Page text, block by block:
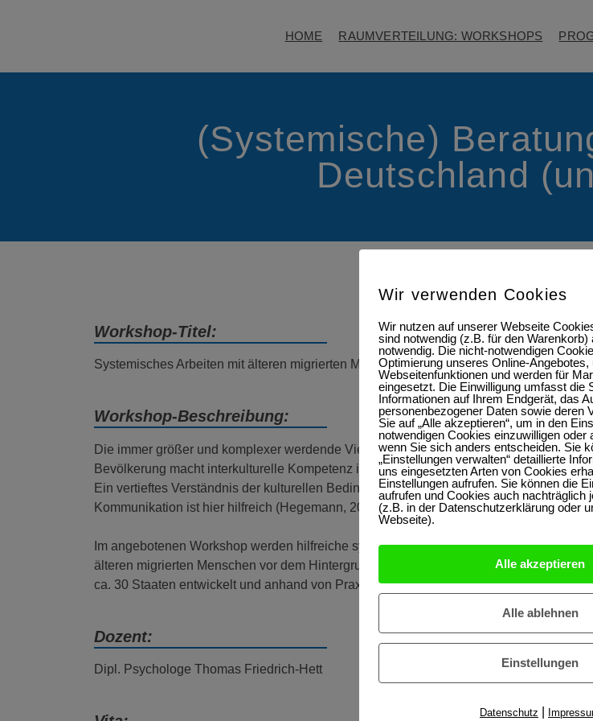
HOME RAUMVERTEILUNG: WORKSHOPS
(Systemische)
Deutschland
Workshop-Titel:
Systemisches Arbeiten mit älteren migrierten Menschen
Workshop-Beschreibung:
Die immer größer und komplexer werdende Vielfalt von Wert- und Lebenshaltungen in
Bevölkerung macht interkulturelle Kompetenz in psychosozialen Serviceleistungen
Ein vertieftes Verständnis der kulturellen Bedingtheit jeden menschlichen Handelns
Kommunikation ist hier hilfreich (Hegemann, 2004).
Im angebotenen Workshop werden hilfreiche systemische Perspektiven für Beratung
älteren migrierten Menschen vor dem Hintergrund von langjährigen Erfahrungen mit
ca. 30 Staaten entwickelt und anhand von Praxisbeispielen verdeutlicht.
Dozent:
Dipl. Psychologe Thomas Friedrich-Hett
Wir verwenden Cookies
Wir nutzen auf unserer Webseite
sind notwendig (z.B. für den Warenkorb)
notwendig. Die nicht-notwendigen
Optimierung unseres Online-Angebotes,
Webseitenfunktionen und werden für
eingesetzt. Die Einwilligung umfasst die
Informationen auf Ihrem Endgerät, das
personenbezogener Daten sowie deren
Sie auf „Alle akzeptieren“, um in den
notwendigen Cookies einzuwilligen oder
wenn Sie sich anders entscheiden. Sie
„Einstellungen verwalten“ detaillierte
uns eingesetzten Arten von Cookies
Einstellungen aufrufen. Sie können die
aufrufen und Cookies auch nachträglich
(z.B. in der Datenschutzerklärung oder
Webseite).
Alle akzeptieren
Alle ablehnen
Einstellungen
Datenschutz